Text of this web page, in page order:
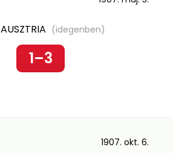
AUSZTRIA (idegenben)
1–3
1907. okt. 6.